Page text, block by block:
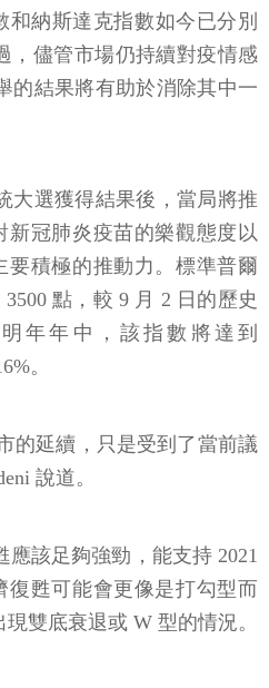
和納斯達克指數如今已分別
，儘管市場仍持續對疫情感
的結果將有助於消除其中一
大選獲得結果後，當局將推
新冠肺炎疫苗的樂觀態度以
要積極的推動力。標準普爾
點，較 9 月 2 日的歷史
年年中，該指數將達到
。
的延續，只是受到了當前議
說道。
應該足夠強勁，能支持 2021
復甦可能會更像是打勾型而
雙底衰退或 W 型的情況。